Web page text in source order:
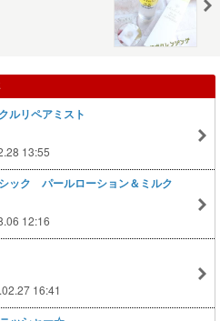
ルリペアミスト
13:55
ック パールローション＆ミルク
12:16
16:41